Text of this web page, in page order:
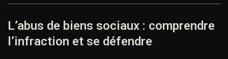
L’abus de biens sociaux : comprendre
l’infraction et se défendre